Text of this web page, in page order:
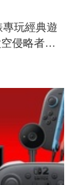
專玩經典遊
侵略者，